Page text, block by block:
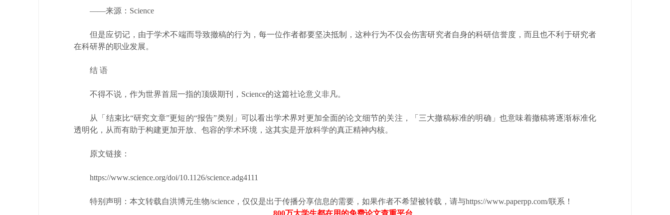
——来源：Science
但是应切记，由于学术不端而导致撤稿的行为，每一位作者都要坚决抵制，这种行为不仅会伤害研究者自身的科研信誉度，而且也不利于研究者
在科研界的职业发展。
结 语
不得不说，作为世界首屈一指的顶级期刊，Science的这篇社论意义非凡。
从「结束比“研究文章”更短的“报告”类别」可以看出学术界对更加全面的论文细节的关注，「三大撤稿标准的明确」也意味着撤稿将逐渐标准化
透明化，从而有助于构建更加开放、包容的学术环境，这其实是开放科学的真正精神内核。
原文链接：
https://www.science.org/doi/10.1126/science.adg4111
特别声明：本文转载自洪博元生物/science，仅仅是出于传播分享信息的需要，如果作者不希望被转载，请与https://www.paperpp.com/联系！
800万大学生都在用的免费论文查重平台